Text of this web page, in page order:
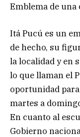
Emblema de una
Itá Pucú es un
de hecho, su
la localidad y en
lo que llaman el
oportunidad
martes a
En cuanto al
Gobierno